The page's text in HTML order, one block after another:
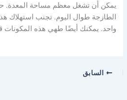
يمكن أن تشغل معظم مساحة المعدة.
الطازجة طوال اليوم. تجنب استهلاك
واحد. يمكنك أيضًا طهي هذه المكونات
السابق